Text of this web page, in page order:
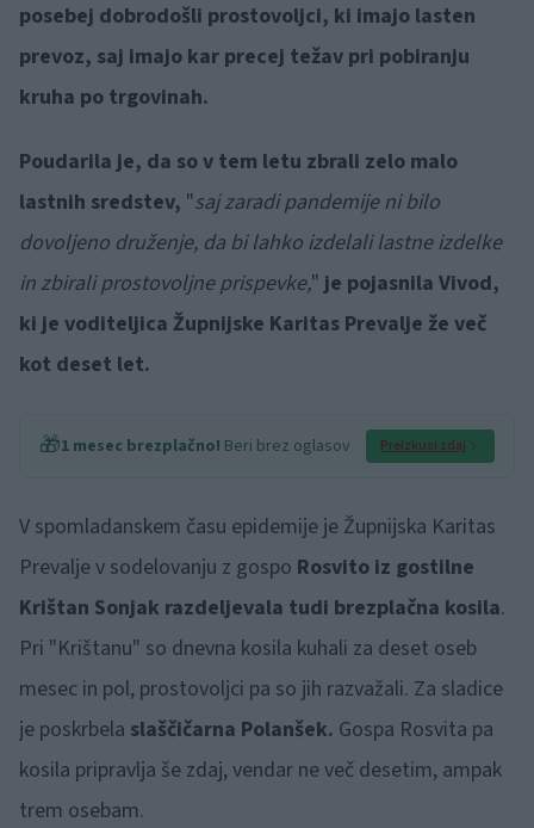
posebej dobrodošli prostovoljci, ki imajo lasten
prevoz, saj imajo kar precej težav pri pobiranju
kruha po trgovinah.
Poudarila je, da so v tem letu zbrali zelo malo
lastnih sredstev, "saj zaradi pandemije ni bilo
dovoljeno druženje, da bi lahko izdelali lastne izdelke
in zbirali prostovoljne prispevke,"je pojasnila Vivod,
ki je voditeljica Župnijske Karitas Prevalje že več
kot deset let.
🎁1 mesec brezplačno! Beri brez oglasov Preizkusi zdaj
V spomladanskem času epidemije je Župnijska Karitas
Prevalje v sodelovanju z gospo Rosvito iz gostilne
Krištan Sonjak razdeljevala tudi brezplačna kosila.
Pri "Krištanu" so dnevna kosila kuhali za deset oseb
mesec in pol, prostovoljci pa so jih razvažali. Za sladice
je poskrbela slaščičarna Polanšek. Gospa Rosvita pa
kosila pripravlja še zdaj, vendar ne več desetim, ampak
trem osebam.